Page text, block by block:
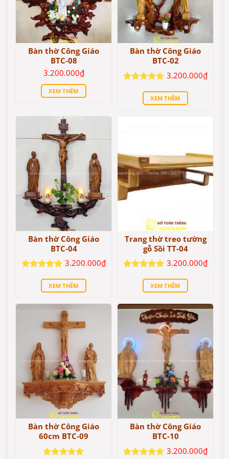
Bàn thờ Công Giáo
BTC-08
3.200.000₫
XEM THÊM
Bàn thờ Công Giáo
BTC-02
5
3.200.000₫
XEM THÊM
Bàn thờ Công Giáo
BTC-04
5
3.200.000₫
XEM THÊM
Trang thờ treo tường
gỗ Sồi TT-04
5
3.200.000₫
XEM THÊM
Bàn thờ Công Giáo
60cm BTC-09
Bàn thờ Công Giáo
BTC-10
3.200.000₫